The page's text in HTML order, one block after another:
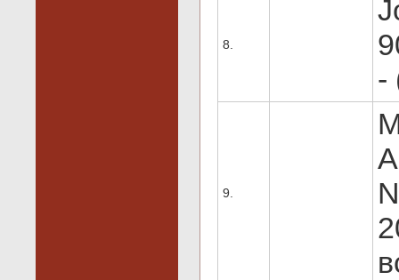
8.
-
9.